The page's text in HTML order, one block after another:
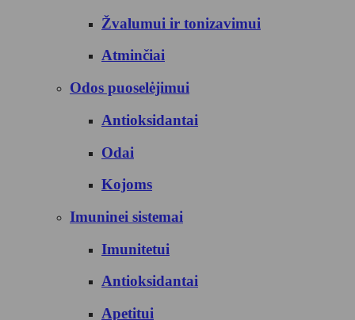
Žvalumui ir tonizavimui
Atminčiai
Odos puoselėjimui
Antioksidantai
Odai
Kojoms
Imuninei sistemai
Imunitetui
Antioksidantai
Apetitui